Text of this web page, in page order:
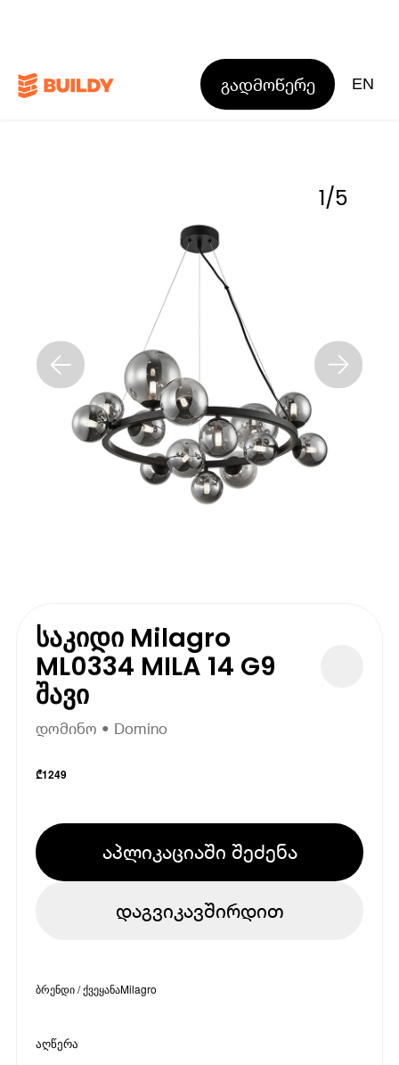
გადმოწერე EN
1/5
საკიდი Milagro
ML0334 MILA 14 G9
შავი
დომინო • Domino
₾1249
აპლიკაციაში შეძენა
დაგვიკავშირდით
ბრენდი / ქვეყანაMilagro
აღწერა